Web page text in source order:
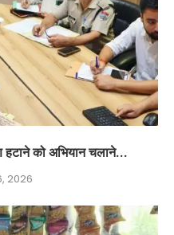
हटाने को अभियान चलाने...
2026